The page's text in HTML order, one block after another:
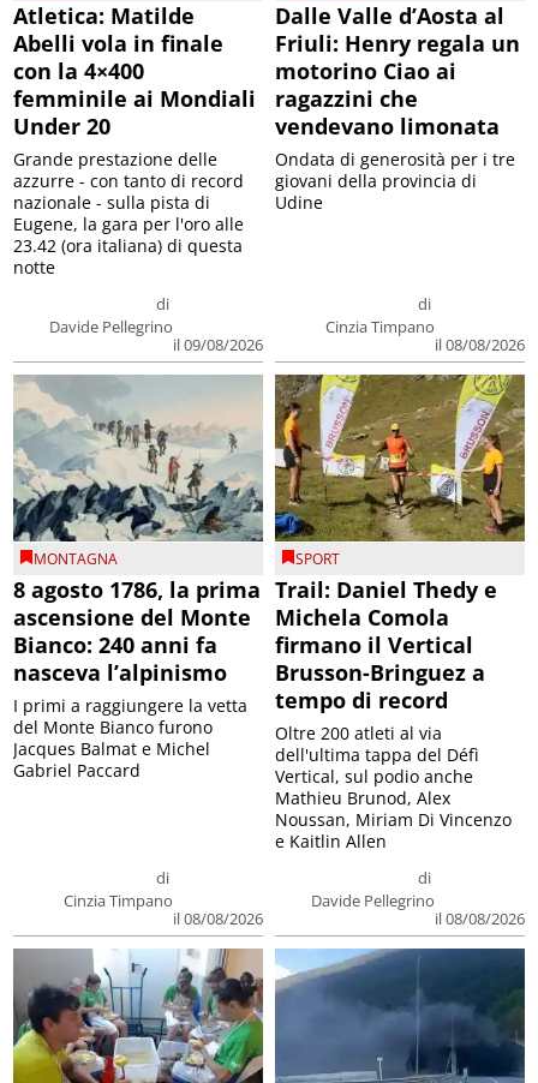
Atletica: Matilde
Abelli vola in finale
con la 4×400
femminile ai Mondiali
Under 20
di
Davide Pellegrino
il 09/08/2026
Grande prestazione delle
azzurre - con tanto di record
nazionale - sulla pista di
Eugene, la gara per l'oro alle
23.42 (ora italiana) di questa
notte
Dalle Valle d’Aosta al
Friuli: Henry regala un
motorino Ciao ai
ragazzini che
vendevano limonata
di
Cinzia Timpano
il 08/08/2026
Ondata di generosità per i tre
giovani della provincia di
Udine
MONTAGNA
8 agosto 1786, la prima
ascensione del Monte
Bianco: 240 anni fa
nasceva l’alpinismo
di
Cinzia Timpano
il 08/08/2026
I primi a raggiungere la vetta
del Monte Bianco furono
Jacques Balmat e Michel
Gabriel Paccard
SPORT
Trail: Daniel Thedy e
Michela Comola
firmano il Vertical
Brusson-Bringuez a
tempo di record
di
Davide Pellegrino
il 08/08/2026
Oltre 200 atleti al via
dell'ultima tappa del Défì
Vertical, sul podio anche
Mathieu Brunod, Alex
Noussan, Miriam Di Vincenzo
e Kaitlin Allen